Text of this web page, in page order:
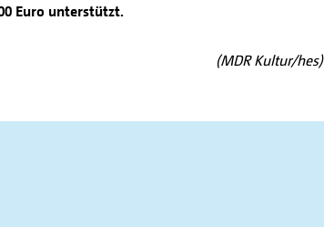
Euro unterstützt.
(MDR Kultur/hes)